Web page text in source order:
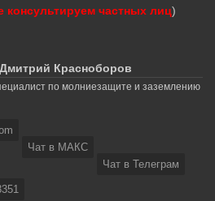
консультируем частных лиц)
Дмитрий Красноборов
по молниезащите и заземлению
Чат в МАКС
Чат в Телеграм